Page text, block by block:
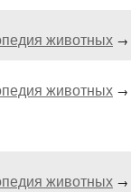
животных →
животных →
животных →